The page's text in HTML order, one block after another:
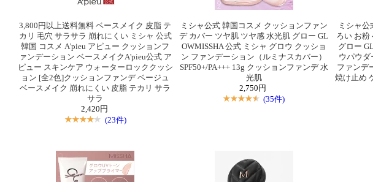
3,800円以上送料無料 ベースメイク 皮脂 テ
カリ 毛穴 サラサラ 崩れにくい ミシャ 公式
韓国 コスメ A'pieu アピュー クッションフ
ァンデーション ベースメイクA'pieu公式 ア
ピュー スキンケア ウォーターロッククッシ
ョン [全2色]クッションファンデ ベージュ
ベースメイク 崩れにくい 皮脂 テカリ サラ
サラ
2,420円
(23件)
ミシャ公式 韓国コスメ クッションファン
デ カバー ツヤ肌 ツヤ感 水光肌 グロー GL
OWMISSHA 公式 ミシャ グロウ クッショ
ン ファンデーション（ルミナスカバー）
SPF50+/PA+++ 13g クッションファンデ 水
光肌
2,750円
(35件)
ミシャ公
ろい お粉
グロー
ウパウダ
ファンデ
焼け止め